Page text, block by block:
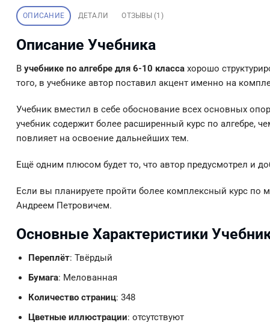
ОПИСАНИЕ ДЕТАЛИ ОТЗЫВЫ (1)
Описание Учебника
В учебнике по алгебре для 6-10 класса хорошо
того, в учебнике автор поставил акцент именно на
Учебник вместил в себе обоснование всех основных
учебник содержит более расширенный курс по алгебре,
повлияет на освоение дальнейших тем.
Ещё одним плюсом будет то, что автор предусмотрел и
Если вы планируете пройти более комплексный курс по
Андреем Петровичем.
Основные Характеристики
Переплёт: Твёрдый
Бумага: Мелованная
Количество страниц: 348
Цветные иллюстрации: отсутствуют